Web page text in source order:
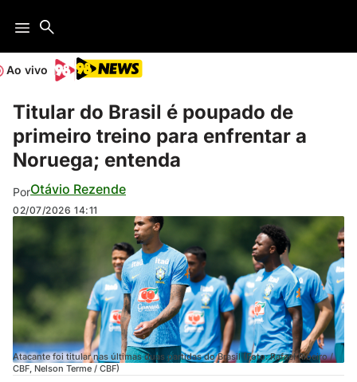
Ao vivo
Titular do Brasil é poupado de
primeiro treino para enfrentar a
Noruega; entenda
PorOtávio Rezende
02/07/2026 14:11
Atacante foi titular nas últimas duas partidas do Brasil (Foto: Rafael Ribeiro /
CBF, Nelson Terme / CBF)